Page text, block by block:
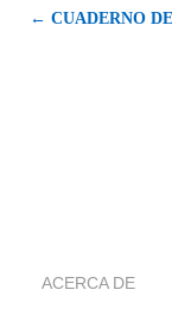
← CUADERNO
ACERCA DE